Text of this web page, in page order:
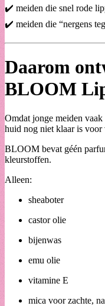
✔️ meiden die snel rode
✔️ meiden die “nergens
Daarom
BLOOM
Omdat jonge meiden vaak
huid nog niet klaar is voor
BLOOM bevat géén
kleurstoffen.
Alleen:
sheaboter
castor olie
bijenwas
emu olie
vitamine E
mica voor zachte,